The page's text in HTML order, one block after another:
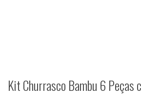
Kit Churrasco Bambu 6 Peças